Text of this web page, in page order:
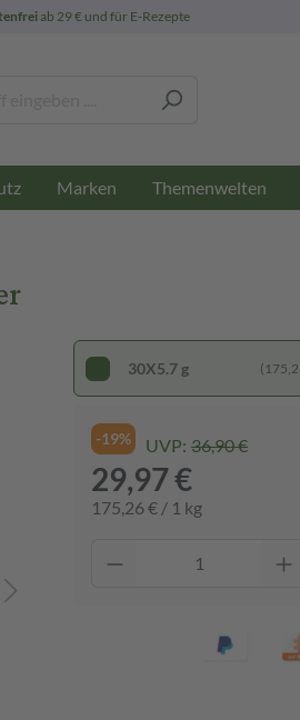
ab 29 € und für E-Rezepte
Marken Themenwelten
30X5.7 g
-19% UVP: 36,90 €
29,97 €
175,26 € / 1 kg